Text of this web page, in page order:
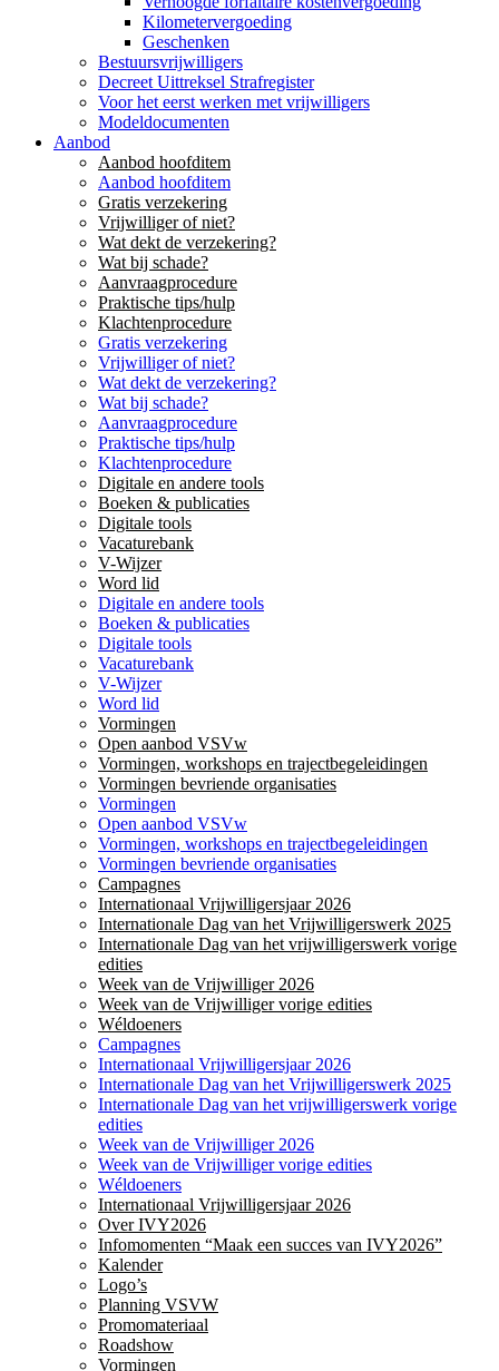
Kilometervergoeding
Geschenken
Bestuursvrijwilligers
Decreet Uittreksel Strafregister
Voor het eerst werken met vrijwilligers
Modeldocumenten
Aanbod
Aanbod hoofditem
Aanbod hoofditem
Gratis verzekering
Vrijwilliger of niet?
Wat dekt de verzekering?
Wat bij schade?
Aanvraagprocedure
Praktische tips/hulp
Klachtenprocedure
Gratis verzekering
Vrijwilliger of niet?
Wat dekt de verzekering?
Wat bij schade?
Aanvraagprocedure
Praktische tips/hulp
Klachtenprocedure
Digitale en andere tools
Boeken & publicaties
Digitale tools
Vacaturebank
V-Wijzer
Word lid
Digitale en andere tools
Boeken & publicaties
Digitale tools
Vacaturebank
V-Wijzer
Word lid
Vormingen
Open aanbod VSVw
Vormingen, workshops en trajectbegeleidingen
Vormingen bevriende organisaties
Vormingen
Open aanbod VSVw
Vormingen, workshops en trajectbegeleidingen
Vormingen bevriende organisaties
Campagnes
Internationaal Vrijwilligersjaar 2026
Internationale Dag van het Vrijwilligerswerk 2025
Internationale Dag van het vrijwilligerswerk vorige
edities
Week van de Vrijwilliger 2026
Week van de Vrijwilliger vorige edities
Wéldoeners
Campagnes
Internationaal Vrijwilligersjaar 2026
Internationale Dag van het Vrijwilligerswerk 2025
Internationale Dag van het vrijwilligerswerk vorige
edities
Week van de Vrijwilliger 2026
Week van de Vrijwilliger vorige edities
Wéldoeners
Internationaal Vrijwilligersjaar 2026
Over IVY2026
Infomomenten “Maak een succes van IVY2026”
Kalender
Logo’s
Planning VSVW
Promomateriaal
Roadshow
Vormingen